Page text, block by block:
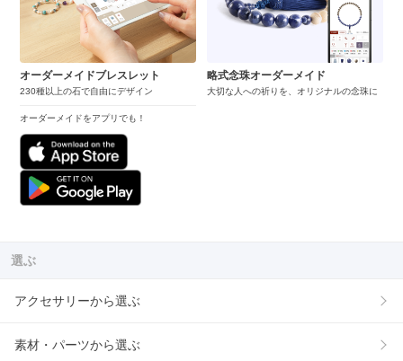
オーダーメイドブレスレット
230種以上の石で自由にデザイン
オーダーメイドをアプリでも！
略式念珠オーダーメイド
大切な人への祈りを、オリジナルの念珠に
選ぶ
アクセサリーから選ぶ
素材・パーツから選ぶ